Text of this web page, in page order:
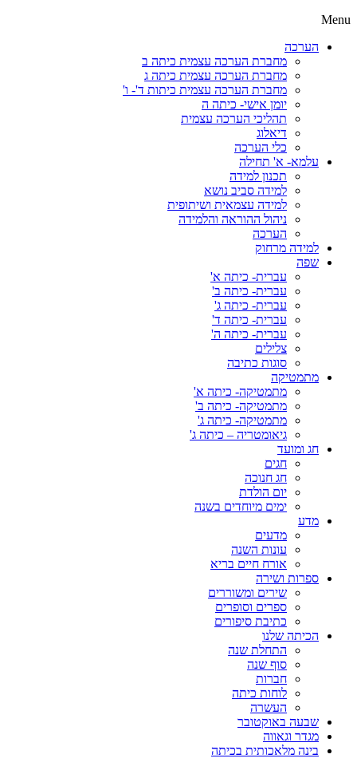
Menu
הערכה
מחברת הערכה עצמית כיתה ב
מחברת הערכה עצמית כיתה ג
מחברת הערכה עצמית כיתות ד'- ו'
יומן אישי- כיתה ה
תהליכי הערכה עצמית
דיאלוג
כלי הערכה
עלמא- א' תחילה
תכנון למידה
למידה סביב נושא
למידה עצמאית ושיתופית
ניהול ההוראה והלמידה
הערכה
למידה מרחוק
שפה
עברית- כיתה א'
עברית- כיתה ב'
עברית- כיתה ג'
עברית- כיתה ד'
עברית- כיתה ה'
צלילים
סוגות כתיבה
מתמטיקה
מתמטיקה- כיתה א'
מתמטיקה- כיתה ב'
מתמטיקה- כיתה ג'
גיאומטריה – כיתה ג'
חג ומועד
חגים
חג חנוכה
יום הולדת
ימים מיוחדים בשנה
מדע
מדעים
עונות השנה
אורח חיים בריא
ספרות ושירה
שירים ומשוררים
ספרים וסופרים
כתיבת סיפורים
הכיתה שלנו
התחלת שנה
סוף שנה
חברות
לוחות כיתה
העשרה
שבעה באוקטובר
מגדר וגאווה
בינה מלאכותית בכיתה